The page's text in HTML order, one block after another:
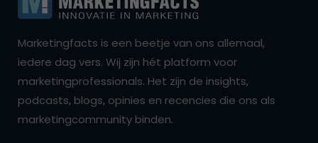
Marketingfacts is een beetje van ons allemaal,
iedere dag vers. Wij zijn hét platform voor
marketingprofessionals. Het zijn de insights,
podcasts, blogs, opinies en recencies die ons als
marketingcommunity binden.